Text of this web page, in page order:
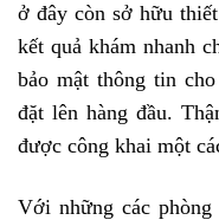
ở đây còn sở hữu
kết quả khám nhanh
bảo mật thông tin
đặt lên hàng đầu.
được công khai một
Với những các